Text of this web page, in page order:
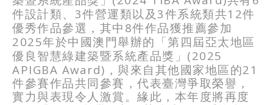
件設計類、 3件營運類以及 3件系統類共12件
優秀作品參選，其中 8件作品獲推薦參加
2025年於中國澳門舉辦的「第四屆亞太地區
優良智慧綠建築暨系統產品獎」 (2025
APIGBA Award) ，與來自其他國家地區的21
件參賽作品共同參賽，代表臺灣爭取榮譽，
實力與表現令人激賞。緣此，本年度將再度